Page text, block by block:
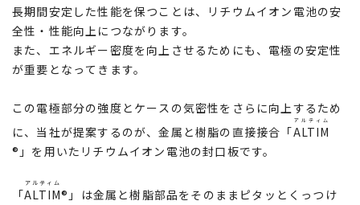
長期間安定した性能を保つことは、リチウムイオン電池の安
全性・性能向上につながります。
また、エネルギー密度を向上させるためにも、電極の安定性
が重要となってきます。
この電極部分の強度とケースの気密性をさらに向上するため
に、当社が提案するのが、金属と樹脂の直接接合「ALTIM
アルティム
®」を用いたリチウムイオン電池の封口板です。
「ALTIM
アルティム
®」は金属と樹脂部品をそのままピタッとくっつけ